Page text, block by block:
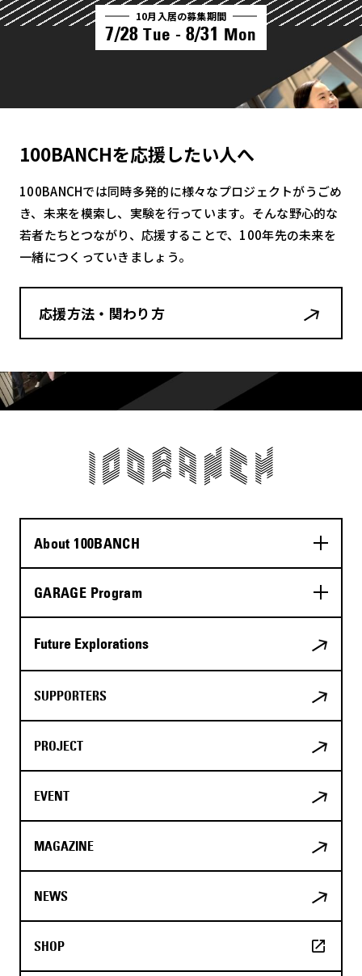
10月入居の募集期間
7/28 Tue - 8/31 Mon
100BANCHを応援したい人へ
100BANCHでは同時多発的に様々なプロジェクトがうごめ
き、未来を模索し、実験を行っています。そんな野心的な
若者たちとつながり、応援することで、100年先の未来を
一緒につくっていきましょう。
応援方法・関わり方
About 100BANCH
GARAGE Program
Future Explorations
SUPPORTERS
PROJECT
EVENT
MAGAZINE
NEWS
SHOP